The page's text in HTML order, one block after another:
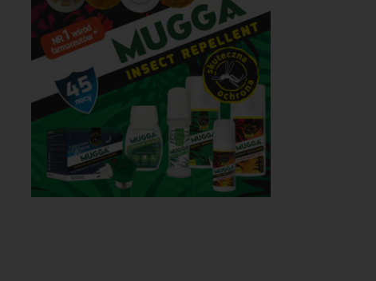
Nowe opcje terapeutyczne
wspomagające kontrolę…
Przyswajalność żelaza w
zależności od…